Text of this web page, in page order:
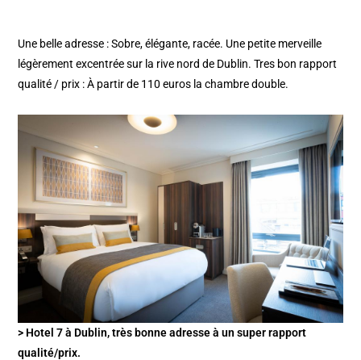
Une belle adresse : Sobre, élégante, racée. Une petite merveille
légèrement excentrée sur la rive nord de Dublin. Tres bon rapport
qualité / prix : À partir de 110 euros la chambre double.
> Hotel 7 à Dublin, très bonne adresse à un super rapport
qualité/prix.